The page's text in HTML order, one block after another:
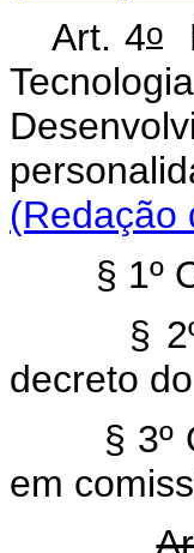
Art. 4o
(Redação
§ 1º O
§ 2º O
decreto
§ 3º O
em